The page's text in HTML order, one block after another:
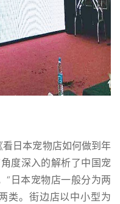
日本宠物店如何做到年
度深入的解析了中国宠
“日本宠物店一般分为两
类。街边店以中小型为